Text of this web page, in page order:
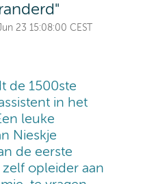
23 15:08:00 CEST
de 1500ste
in het
leuke
Nieskje
de eerste
opleider aan